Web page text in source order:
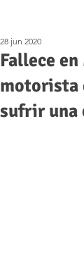
Fallece
motorista
sufrir una
28 jun 2020